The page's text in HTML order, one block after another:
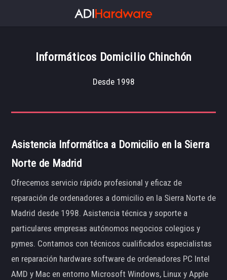
Informáticos Domicilio Chinchón
Desde 1998
Asistencia Informática a Domicilio en la Sierra
Norte de Madrid
Ofrecemos servicio rápido profesional y eficaz de
reparación de ordenadores a domicilio en la Sierra Norte de
Madrid desde 1998. Asistencia técnica y soporte a
particulares empresas autónomos negocios colegios y
pymes. Contamos con técnicos cualificados especialistas
en reparación hardware software de ordenadores PC Intel
AMD y Mac en entorno Microsoft Windows, Linux y Apple